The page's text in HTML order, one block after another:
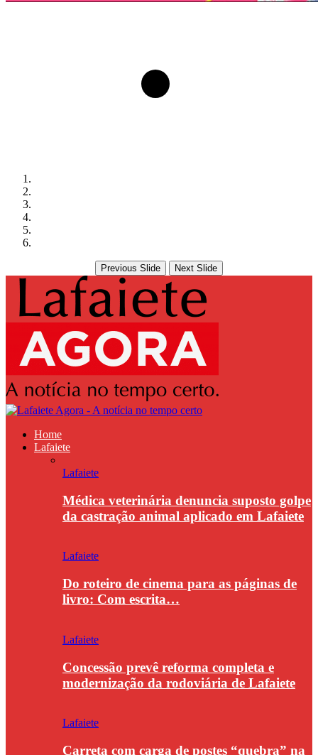
Previous Slide Next Slide
Home
Lafaiete
Lafaiete
Médica veterinária denuncia suposto golpe
da castração animal aplicado em Lafaiete
Lafaiete
Do roteiro de cinema para as páginas de
livro: Com escrita…
Lafaiete
Concessão prevê reforma completa e
modernização da rodoviária de Lafaiete
Lafaiete
Carreta com carga de postes “quebra” na